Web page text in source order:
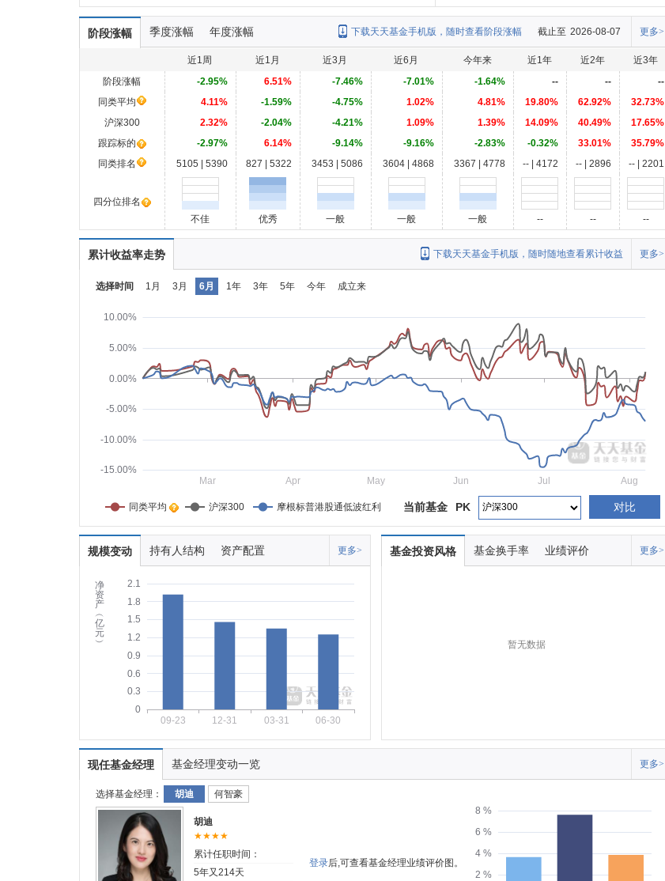
阶段涨幅 季度涨幅 年度涨幅 更多>
截止至 2026-08-07
下载天天基金手机版，随时查看阶段涨幅
近1周 近1月 近3月 近6月 今年来 近1年 近2年
近3年
阶段涨幅
-2.95% 6.51% -7.46% -7.01% -1.64% -- --
--
同类平均
4.11% -1.59% -4.75% 1.02% 4.81% 19.80% 62.92%
32.73%
沪深300
2.32% -2.04% -4.21% 1.09% 1.39% 14.09% 40.49%
17.65%
跟踪标的
-2.97% 6.14% -9.14% -9.16% -2.83% -0.32% 33.01%
35.79%
同类排名
5105 | 5390 827 | 5322 3453 | 5086 3604 | 4868 3367 | 4778 -- | 4172 -- | 2896 -- | 2201
四分位排名
不佳
优秀 一般 一般 一般 -- -- --
累计收益率走势 更多>
下载天天基金手机版，随时随地查看累计收益
选择时间 1月 3月 6月 1年 3年 5年 今年 成立来
-15.00%
-10.00%
-5.00%
0.00%
5.00%
10.00%
Mar Apr May Jun Jul Aug
同类平均 沪深300 摩根标普港股通低波红利 对比
PK
当前基金
规模变动 持有人结构 资产配置 更多>
净
资
产
︵
亿
元
︶
0
0.3
0.6
0.9
1.2
1.5
1.8
2.1
09-23 12-31 03-31 06-30
基金投资风格 基金换手率 业绩评价 更多>
暂无数据
现任基金经理 基金经理变动一览 更多>
选择基金经理： 胡迪 何智豪
胡迪
★★★★
累计任职时间：
5年又214天
登录后,可查看基金经理业绩评价图。
2 %
4 %
6 %
8 %